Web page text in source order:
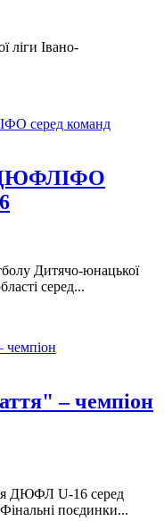
ліги Івано-
ДЮФЛІФО
Дитячо-юнацької
серед...
– чемпіон
ДЮФЛ U-16 серед
поєдинки...